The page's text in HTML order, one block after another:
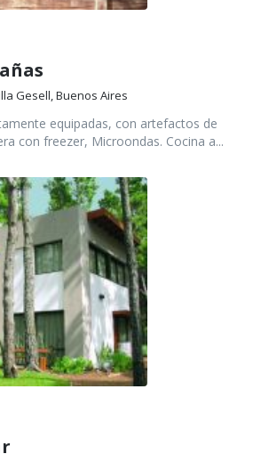
Gesell, Buenos Aires
equipadas, con artefactos de
con freezer, Microondas. Cocina a...